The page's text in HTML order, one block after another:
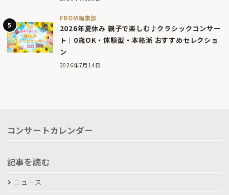
FROM編集部
2026年夏休み 親子で楽しむ♪クラシックコンサー
ト｜0歳OK・体験型・本格派 おすすめセレクショ
ン
2026年7月14日
コンサートカレンダー
記事を読む
ニュース